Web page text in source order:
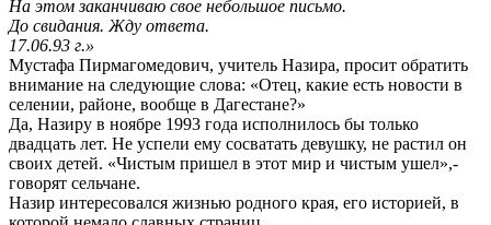
На этом заканчиваю свое небольшое письмо.
До свидания. Жду ответа.
17.06.93 г.»
Мустафа Пирмагомедович, учитель Назира, просит обратить
внимание на следующие слова: «Отец, какие есть новости в
селении, районе, вообще в Дагестане?»
Да, Назиру в ноябре 1993 года исполнилось бы только
двадцать лет. Не успели ему сосватать девушку, не растил он
своих детей. «Чистым пришел в этот мир и чистым ушел»,-
говорят сельчане.
Назир интересовался жизнью родного края, его историей, в